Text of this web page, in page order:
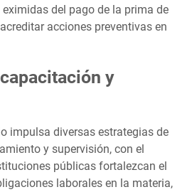
eximidas del pago de la prima de
acciones preventivas en
y
impulsa diversas estrategias de
y supervisión, con el
públicas fortalezcan el
laborales en la materia,